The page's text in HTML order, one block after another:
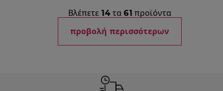
Βλέπετε 14τα 61 προϊόντα
προβολή περισσότερων